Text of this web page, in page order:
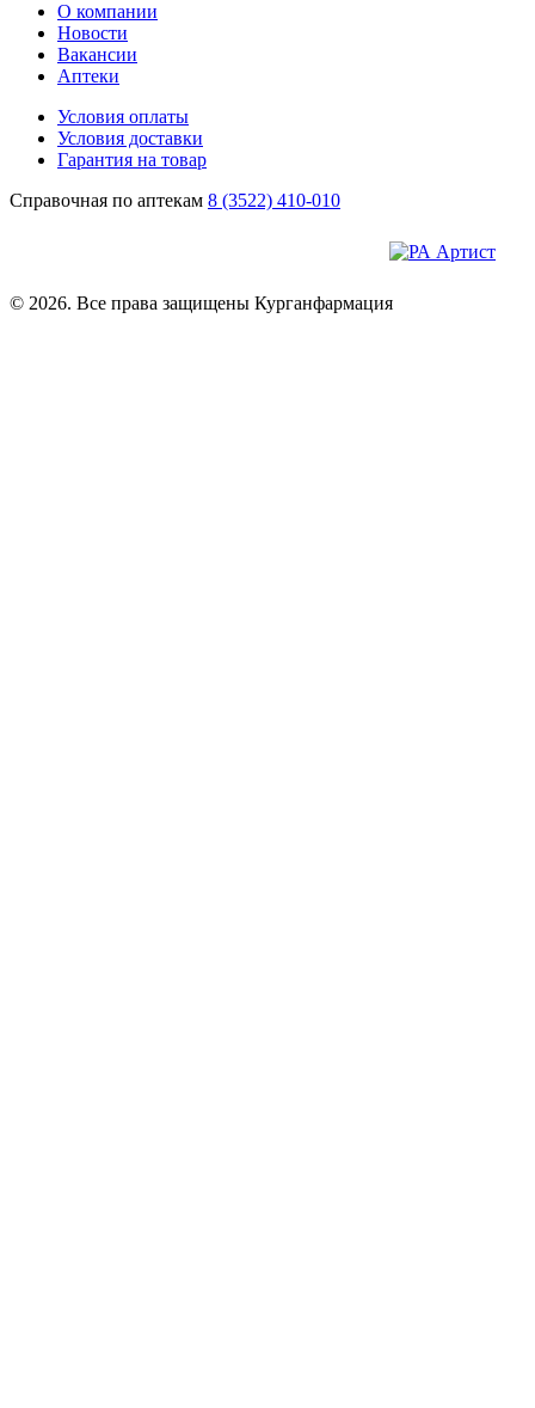
О компании
Новости
Вакансии
Аптеки
Условия оплаты
Условия доставки
Гарантия на товар
Справочная по аптекам 8 (3522) 410-010
© 2026. Все права защищены Курганфармация